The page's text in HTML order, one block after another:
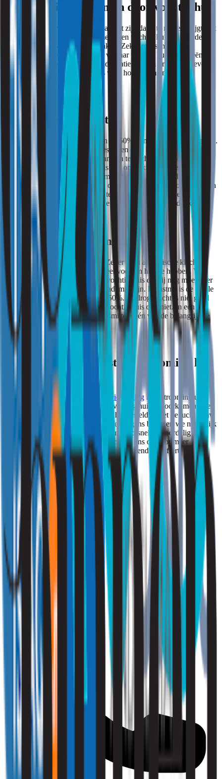
Gezondheidsproblemen door vochtig huis
Is uw woning te vochtig? Dan kan het zijn dat u te maken krijgt met
vervelende gezondheidsproblemen. Een vochtig huis zit boordevol
schimmels die u ziek kunnen maken. Zeker mensen met een
verminderde weerstand zijn hier vatbaar voor. U kunt allergieën
krijgen, maar ook hoofdpijn, huidirritaties en een drukkend gevoel.
Ten slotte zorgt een vochtig huis voor hoesten en andere
verkoudheidssymptomen.
Vochtig huis & hoesten
Zodra de luchtvochtigheid boven de 60% komt, begint het geneuzel.
U krijgt last van prikkelende hoestbuien en u bent waarschijnlijk
veel vaker verkouden. U kunt van een te vochtig huis zelfs
chronische Rhinitis krijgen. Dit is een ontsteking van het
neusslijmvlies, waardoor u veel moet hoesten, vermoeid bent,
hoofdpijn krijgt en waardoor uw ogen gaan irriteren. Ook allergieën
ontwikkelen zich goed door een te vochtig huis. Allergie uit zich in
neusverkoudheid en een hoest die sterk aan astma doet denken.
Vocht in huis en astma
Vocht heeft effect op de longen. Zeker als u astmatische klachten
heeft, is het aan te raden niet te veel vocht in huis te hebben. Veel
astmapatiënten ervaren door een vochtig huis dat zij nog moeilijker
ademhalen, benauwd zijn en kortademig zijn. Bij astma is de ideale
luchtvochtigheid tussen de 40 en 50%. Te droge lucht is niet goed
voor een astmapatiënt, maar een vochtig huis ook niet. In een
vochtig huis groeien namelijk huismijten; één van de belangrijkste
prikkels voor astma.
Een vochtig huis hoesten? Strooming lost
het voor u op
Met behulp van een luchtvochtigheidsmetingkan Strooming u
afhelpen van uw hoest door een te vochtig huis te voorkomen. Met
ons onderzoek komen erachter hoe het gesteld is met de lucht in uw
woning en welke risico’s u loopt. Vervolgens bekijken we natuurlijk
wat we kunnen doen om de problemen zo snel en voordelig
mogelijk te verhelpen. Neem contact met ons op voor meer
informatie of vraag direct gratis en vrijblijvend uw offerte aan.
Ik ben particulier
Klik hier
Ik ben zakelijk
Vraag een offerte aan